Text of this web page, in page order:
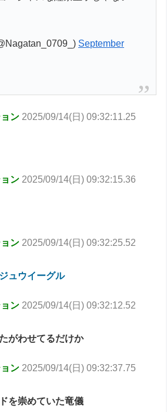
September
ン 2025/09/14(日) 09:32:11.25
ン 2025/09/14(日) 09:32:15.36
ン 2025/09/14(日) 09:32:25.52
ュウイーグル
ン 2025/09/14(日) 09:32:12.52
がわせてるだけか
ン 2025/09/14(日) 09:32:37.75
を崇めていた竜儀